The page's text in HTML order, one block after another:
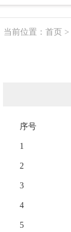
当前位置： 首页 >
序号
1
2
3
4
5